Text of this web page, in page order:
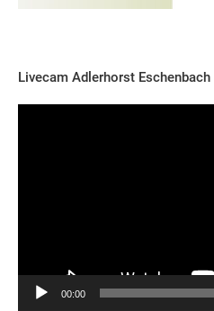
Livecam Adlerhorst Eschenbach
00:00